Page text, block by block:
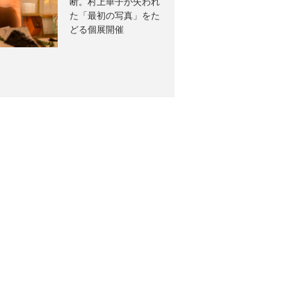
断。村上華子が失われ
た「最初の写真」をた
どる個展開催